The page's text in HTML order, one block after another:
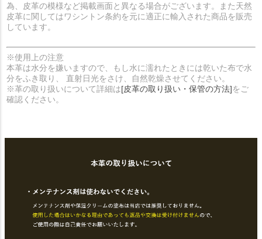
為、皮革の模様など掲載画面と異なる場合がございます。また天然
皮革に関してはワシントン条約を元に適正に輸入された商品を販売
しています。
※使用上の注意
本革は水分を嫌いますので、もし水に濡れたときには乾いた布で水
分をふき取り、 直射日光をさけ、自然乾燥させてください。
※革の取り扱いについて詳細は[皮革の取り扱い・保管の方法]をご
確認ください。